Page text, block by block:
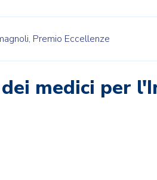
Premio Eccellenze
medici per